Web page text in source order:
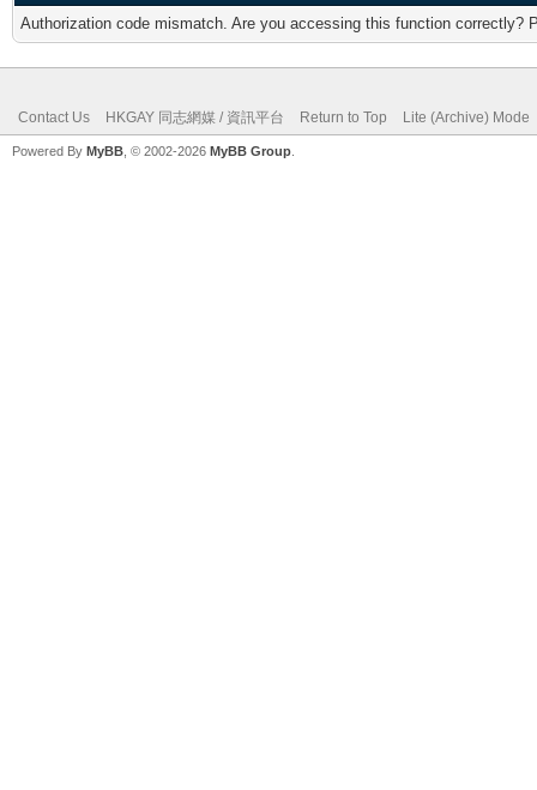
Authorization code mismatch. Are you accessing this function correctly?
Contact Us HKGAY 同志網媒 / 資訊平台 Return to Top Lite (Archive) Mode
Powered By MyBB , © 2002-2026 MyBB Group